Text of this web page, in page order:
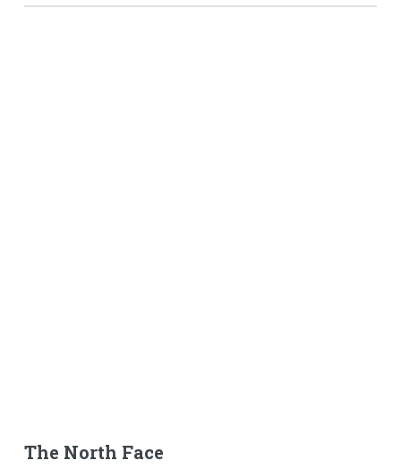
The North Face